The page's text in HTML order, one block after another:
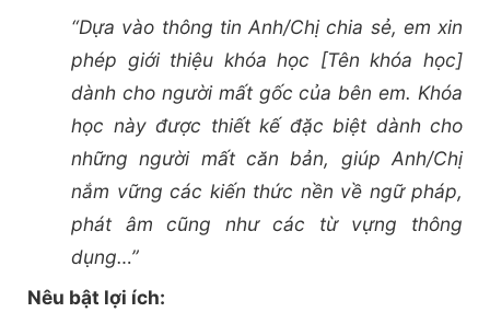
“Dựa vào thông tin Anh/Chị chia sẻ, em xin
phép giới thiệu khóa học [Tên khóa học]
dành cho người mất gốc của bên em. Khóa
học này được thiết kế đặc biệt dành cho
những người mất căn bản, giúp Anh/Chị
nắm vững các kiến thức nền về ngữ pháp,
phát âm cũng như các từ vựng thông
dụng…”
Nêu bật lợi ích: